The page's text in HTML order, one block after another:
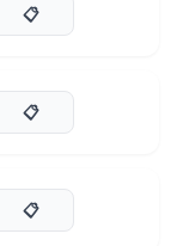
📋
📋
📋